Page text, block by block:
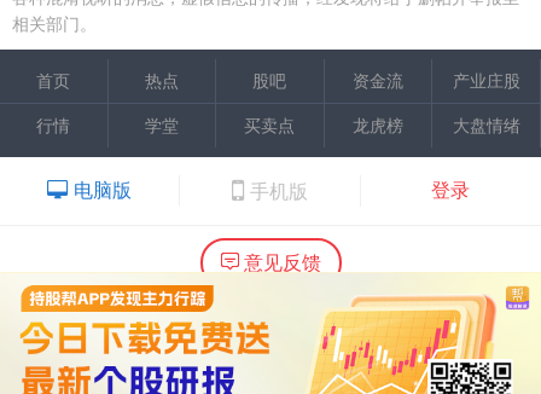
相关部门。
首页 热点 股吧 资金流
产业庄股
行情
学堂 买卖点 龙虎榜 大盘情绪
电脑版 手机版 登录
意见反馈
内容提供：广州市万隆证券咨询顾问有限公司
Copyright ©2015 Wlstock. All Right Reserved.
热线：020-66618988